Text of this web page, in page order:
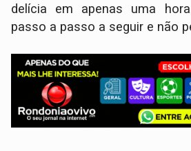
delícia em apenas uma
passo a passo a seguir e não